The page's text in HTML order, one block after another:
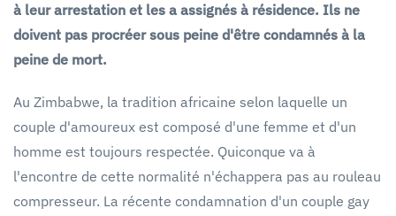
à leur arrestation et les a assignés à résidence. Ils ne
doivent pas procréer sous peine d'être condamnés à la
peine de mort.
Au Zimbabwe, la tradition africaine selon laquelle un
couple d'amoureux est composé d'une femme et d'un
homme est toujours respectée. Quiconque va à
l'encontre de cette normalité n'échappera pas au rouleau
compresseur. La récente condamnation d'un couple gay